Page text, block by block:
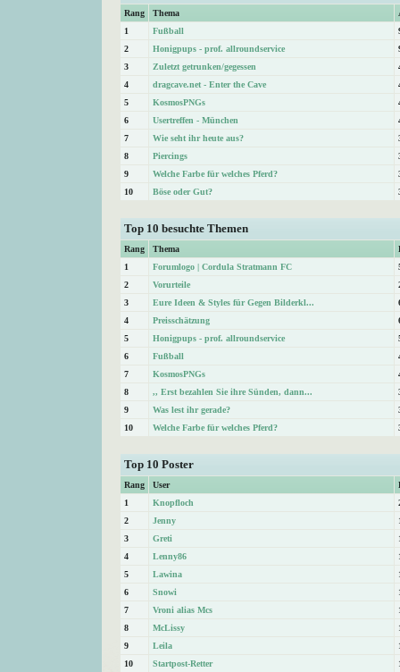
Rang Thema
1
Fußball
2
Honigpups - prof. allroundservice
3
Zuletzt getrunken/gegessen
4
dragcave.net - Enter the Cave
5
KosmosPNGs
6
Usertreffen - München
7
Wie seht ihr heute aus?
8
Piercings
9
Welche Farbe für welches Pferd?
10
Böse oder Gut?
Top 10 besuchte Themen
Rang Thema
1
Forumlogo | Cordula Stratmann FC
2
Vorurteile
3
Eure Ideen & Styles für Gegen Bilderkl...
4
Preisschätzung
5
Honigpups - prof. allroundservice
6
Fußball
7
KosmosPNGs
8
,, Erst bezahlen Sie ihre Sünden, dann...
9
Was lest ihr gerade?
10
Welche Farbe für welches Pferd?
Top 10 Poster
Rang User
1
Knopfloch
2
Jenny
3
Greti
4
Lenny86
5
Lawina
6
Snowi
7
Vroni alias Mcs
8
McLissy
9
Leila
10
Startpost-Retter